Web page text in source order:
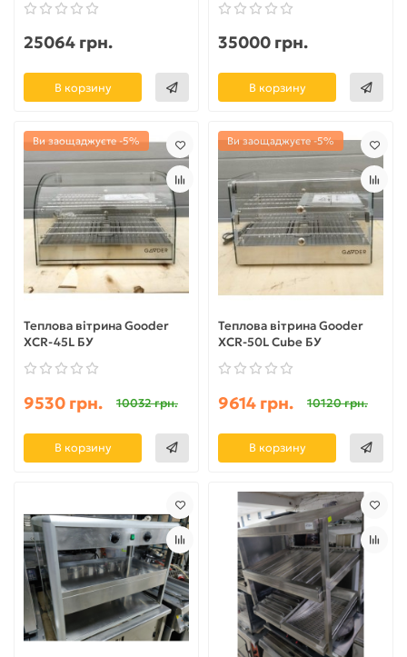
25064 грн.
В корзину
35000 грн.
В корзину
Ви заощаджуєте -5%
Теплова вітрина Gooder
XCR-45L БУ
9530 грн. 10032 грн.
В корзину
Ви заощаджуєте -5%
Теплова вітрина Gooder
XCR-50L Cube БУ
9614 грн. 10120 грн.
В корзину